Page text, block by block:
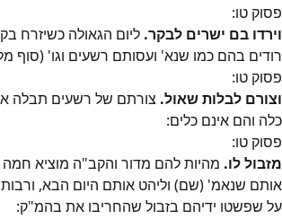
פסוק טו:
וירדו בם ישרים לבקר. ליום הגאולה כשיזרח
רודים בהם כמו שנא' ועסותם רשעים וגו' (סוף
פסוק טו:
וצורם לבלות שאול. צורתם של רשעים תבלה
כלה והם אינם כלים:
פסוק טו:
מזבול לו. מהיות להם מדור והקב"ה מוציא
אותם שנאמ' (שם) וליהט אותם היום הבא,
על שפשטו ידיהם בזבול שהחריבו את בהמ"ק: